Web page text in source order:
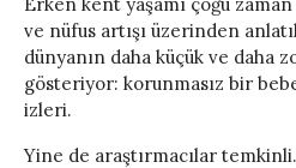
ve nüfus artışı üzerinden
dünyanın daha küçük ve daha
gösteriyor: korunmasız bir
izleri.
Yine de araştırmacılar